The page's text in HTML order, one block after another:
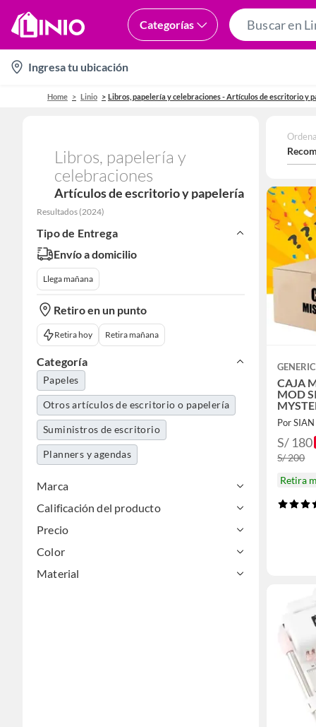
Categorías
location-
icon
Ingresa tu ubicación
Home Linio Libros, papelería y celebraciones - Artículos de escritorio y
Libros, papelería y
celebraciones
Artículos de escritorio y papelería
Resultados (2024)
Tipo de Entrega
Envío a domicilio
Llega mañana
Retiro en un punto
Retira hoy Retira mañana
Categoría
Papeles
Otros artículos de escritorio o papelería
Suministros de escritorio
Planners y agendas
Marca
Calificación del producto
Precio
Color
Material
CAJA
MOD
Por SIAN
S/ 180
S/ 200
Retira